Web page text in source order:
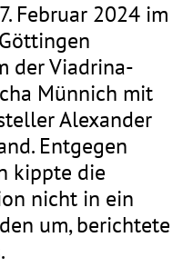
Februar 2024 im
der Viadrina-
Münnich mit
Alexander
Entgegen
kippte die
nicht in ein
um, berichtete